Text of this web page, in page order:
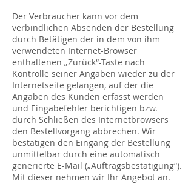
Der Verbraucher kann vor dem
verbindlichen Absenden der Bestellung
durch Betätigen der in dem von ihm
verwendeten Internet-Browser
enthaltenen „Zurück“-Taste nach
Kontrolle seiner Angaben wieder zu der
Internetseite gelangen, auf der die
Angaben des Kunden erfasst werden
und Eingabefehler berichtigen bzw.
durch Schließen des Internetbrowsers
den Bestellvorgang abbrechen. Wir
bestätigen den Eingang der Bestellung
unmittelbar durch eine automatisch
generierte E-Mail („Auftragsbestätigung“).
Mit dieser nehmen wir Ihr Angebot an.